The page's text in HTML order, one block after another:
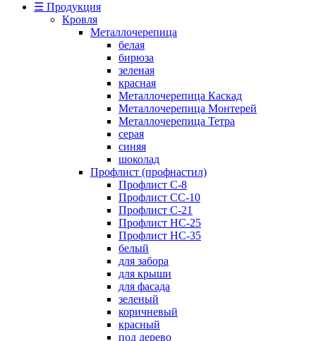
☰ Продукция
Кровля
Металлочерепица
белая
бирюза
зеленая
красная
Металлочерепица Каскад
Металлочерепица Монтерей
Металлочерепица Тетра
серая
синяя
шоколад
Профлист (профнастил)
Профлист С-8
Профлист СС-10
Профлист C-21
Профлист НС-25
Профлист НС-35
белый
для забора
для крыши
для фасада
зеленый
коричневый
красный
под дерево